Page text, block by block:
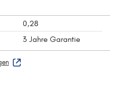
0,28
3 Jahre Garantie